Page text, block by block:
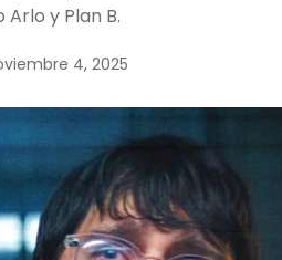
y Plan B.
4, 2025